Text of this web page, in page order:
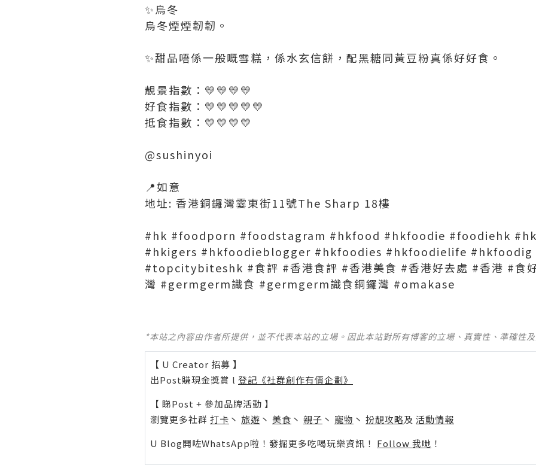
✨烏冬
烏冬煙煙韌韌。
✨甜品唔係一般嘅雪糕，係水玄信餅，配黑糖同黃豆粉真係好好食。
靚景指數：💛💛💛💛
好食指數：💛💛💛💛💛
抵食指數：💛💛💛💛
@sushinyoi
📍如意
地址: 香港銅鑼灣霎東街11號The Sharp 18樓
#hk #foodporn #foodstagram #hkfood #hkfoodie #foodiehk
#hkigers #hkfoodieblogger #hkfoodies #hkfoodielife
#topcitybiteshk #食評 #香港食評 #香港美食 #香港好去處 #香港 #食
灣 #germgerm識食 #germgerm識食銅鑼灣 #omakase
*本站之內容由作者所提供，並不代表本站的立場。因此本站對所有博客的立場、真實性、準確性
【 U Creator 招募 】
出Post賺現金獎賞 l 登記《社群創作有價企劃》
【 睇Post + 參加品牌活動 】
瀏覽更多社群 打卡 丶 旅遊 丶 美食 丶 親子 丶 寵物 丶 扮靚攻略及 活動情報
U Blog開咗WhatsApp啦！發掘更多吃喝玩樂資訊！ Follow 我哋 ！